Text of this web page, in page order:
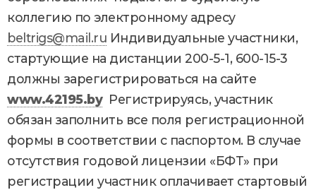
коллегию по электронному адресу
beltrigs@mail.ru Индивидуальные участники,
стартующие на дистанции 200-5-1, 600-15-3
должны зарегистрироваться на сайте
www.42195.by Регистрируясь, участник
обязан заполнить все поля регистрационной
формы в соответствии с паспортом. В случае
отсутствия годовой лицензии «БФТ» при
регистрации участник оплачивает стартовый